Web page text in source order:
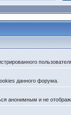
данного форума.
анонимным и не